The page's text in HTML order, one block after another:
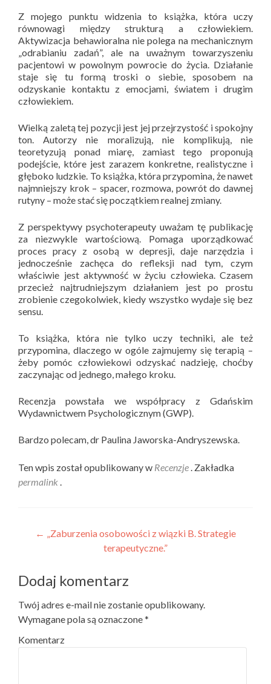
Z mojego punktu widzenia to książka, która uczy
równowagi między strukturą a człowiekiem.
Aktywizacja behawioralna nie polega na mechanicznym
„odrabianiu zadań”, ale na uważnym towarzyszeniu
pacjentowi w powolnym powrocie do życia. Działanie
staje się tu formą troski o siebie, sposobem na
odzyskanie kontaktu z emocjami, światem i drugim
człowiekiem.
Wielką zaletą tej pozycji jest jej przejrzystość i spokojny
ton. Autorzy nie moralizują, nie komplikują, nie
teoretyzują ponad miarę, zamiast tego proponują
podejście, które jest zarazem konkretne, realistyczne i
głęboko ludzkie. To książka, która przypomina, że nawet
najmniejszy krok – spacer, rozmowa, powrót do dawnej
rutyny – może stać się początkiem realnej zmiany.
Z perspektywy psychoterapeuty uważam tę publikację
za niezwykle wartościową. Pomaga uporządkować
proces pracy z osobą w depresji, daje narzędzia i
jednocześnie zachęca do refleksji nad tym, czym
właściwie jest aktywność w życiu człowieka. Czasem
przecież najtrudniejszym działaniem jest po prostu
zrobienie czegokolwiek, kiedy wszystko wydaje się bez
sensu.
To książka, która nie tylko uczy techniki, ale też
przypomina, dlaczego w ogóle zajmujemy się terapią –
żeby pomóc człowiekowi odzyskać nadzieję, choćby
zaczynając od jednego, małego kroku.
Recenzja powstała we współpracy z Gdańskim
Wydawnictwem Psychologicznym (GWP).
Bardzo polecam, dr Paulina Jaworska-Andryszewska.
Ten wpis został opublikowany w Recenzje . Zakładka
permalink .
Nawigacja wpisu
← „Zaburzenia osobowości z wiązki B. Strategie
terapeutyczne.”
Dodaj komentarz
Twój adres e-mail nie zostanie opublikowany.
Wymagane pola są oznaczone*
Komentarz